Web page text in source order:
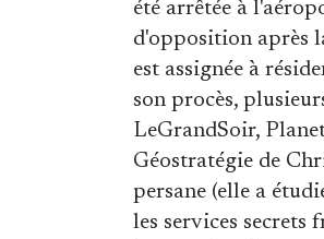
été arrêtée à
d'opposition après
est assignée à
son procès,
LeGrandSoir,
Géostratégie de
persane (elle a
les services secrets